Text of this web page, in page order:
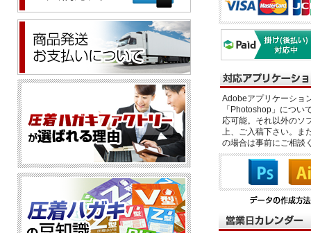
Adobeアプリケーショ
「Photoshop」につい
応可能。それ以外のソ
上、ご入稿下さい。ま
の場合は事前にご相談